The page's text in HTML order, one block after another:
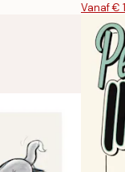
Vanaf €